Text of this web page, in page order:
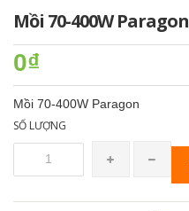
Mồi 70-400W Paragon
0₫
Mồi 70-400W Paragon
SỐ LƯỢNG